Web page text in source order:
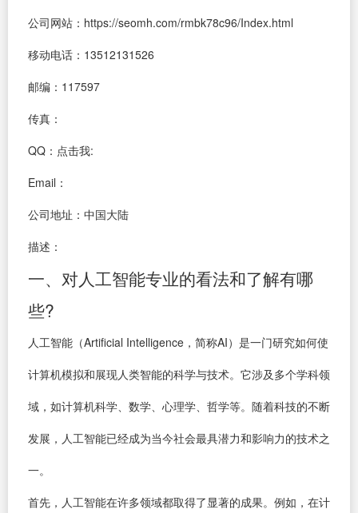
公司网站：https://seomh.com/rmbk78c96/Index.html
移动电话：13512131526
邮编：117597
传真：
QQ： 点击我:
Email：
公司地址：中国大陆
描述：
一、对人工智能专业的看法和了解有哪
些?
人工智能（Artificial Intelligence，简称AI）是一门研究如何使
计算机模拟和展现人类智能的科学与技术。它涉及多个学科领
域，如计算机科学、数学、心理学、哲学等。随着科技的不断
发展，人工智能已经成为当今社会最具潜力和影响力的技术之
一。
首先，人工智能在许多领域都取得了显著的成果。例如，在计